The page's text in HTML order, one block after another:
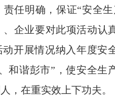
明确，保证“安全生
企业要对此项活动认
开展情况纳入年度安
和谐彭市”，使安全生
，在重实效上下功夫。